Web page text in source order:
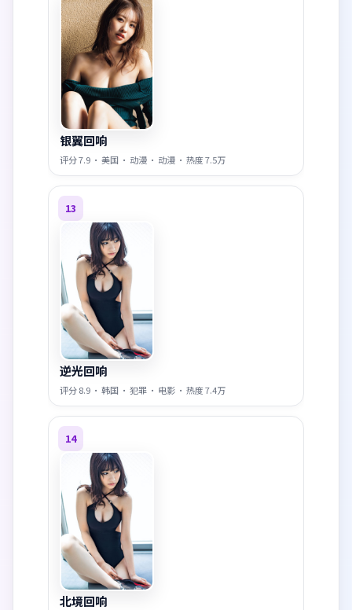
银翼回响
评分7.9 · 美国 · 动漫 · 动漫 · 热度7.5万
13
逆光回响
评分8.9 · 韩国 · 犯罪 · 电影 · 热度7.4万
14
北境回响